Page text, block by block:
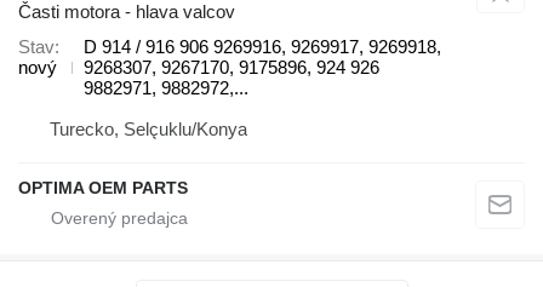
Časti motora - hlava valcov
Stav
nový
D 914 / 916 906 9269916, 9269917, 9269918,
9268307, 9267170, 9175896, 924 926
9882971, 9882972,...
Turecko, Selçuklu/Konya
OPTIMA OEM PARTS